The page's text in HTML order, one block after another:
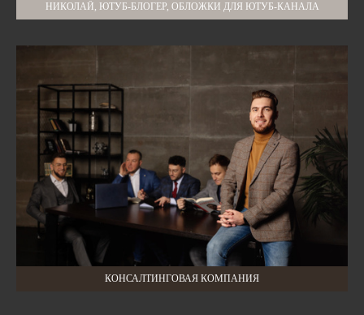
НИКОЛАЙ, ЮТУБ-БЛОГЕР, ОБЛОЖКИ ДЛЯ ЮТУБ-КАНАЛА
КОНСАЛТИНГОВАЯ КОМПАНИЯ